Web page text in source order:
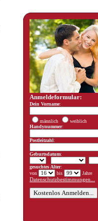
Anmeldeformular:
Dein Vorname:
männlich
weiblich
Handynummer:
Postleitzahl:
Geburtsdatum:
gesuchtes Alter:
von
bis
Jahre
Datenschutzbestimmungen...